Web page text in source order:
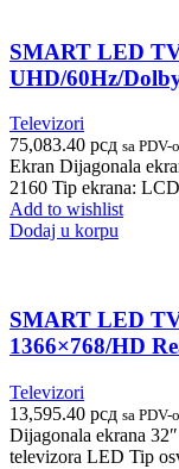
SMART LED
UHD/60Hz/
Televizori
75,083.40 рсд sa PDV-
Ekran Dijagonala
2160 Tip ekrana:
Add to wishlist
Dodaj u korpu
SMART LED
1366×768/HD
Televizori
13,595.40 рсд sa PDV-
Dijagonala ekrana
televizora LED Tip